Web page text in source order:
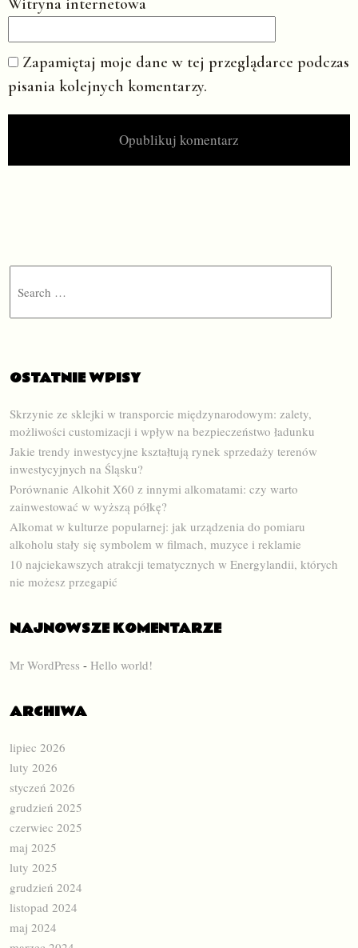
Zapamiętaj moje dane w tej przeglądarce podczas
pisania kolejnych komentarzy.
OSTATNIE WPISY
Skrzynie ze sklejki w transporcie międzynarodowym: zalety,
możliwości customizacji i wpływ na bezpieczeństwo ładunku
Jakie trendy inwestycyjne kształtują rynek sprzedaży terenów
inwestycyjnych na Śląsku?
Porównanie Alkohit X60 z innymi alkomatami: czy warto
zainwestować w wyższą półkę?
Alkomat w kulturze popularnej: jak urządzenia do pomiaru
alkoholu stały się symbolem w filmach, muzyce i reklamie
10 najciekawszych atrakcji tematycznych w Energylandii, których
nie możesz przegapić
NAJNOWSZE KOMENTARZE
Mr WordPress - Hello world!
ARCHIWA
lipiec 2026
luty 2026
styczeń 2026
grudzień 2025
czerwiec 2025
maj 2025
luty 2025
grudzień 2024
listopad 2024
maj 2024